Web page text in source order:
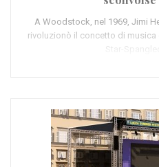
A Woodstock, nel 1969, Jimi
rivoluzionò il concetto di musica
Star-